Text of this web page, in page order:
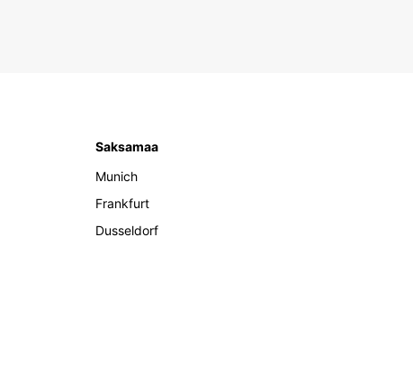
Saksamaa
Munich
Frankfurt
Dusseldorf